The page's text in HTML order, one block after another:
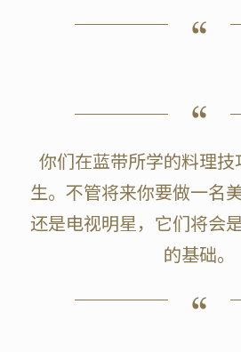
你们在蓝带所学的料理
生。不管将来你要做一名
还是电视明星，它们将会
的基础。